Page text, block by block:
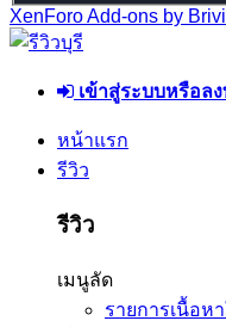
XenForo Add-ons by
เข้าสู่ระบบหรือล
หน้าแรก
รีวิว
รีวิว
เมนูลัด
รายการเนื้อห